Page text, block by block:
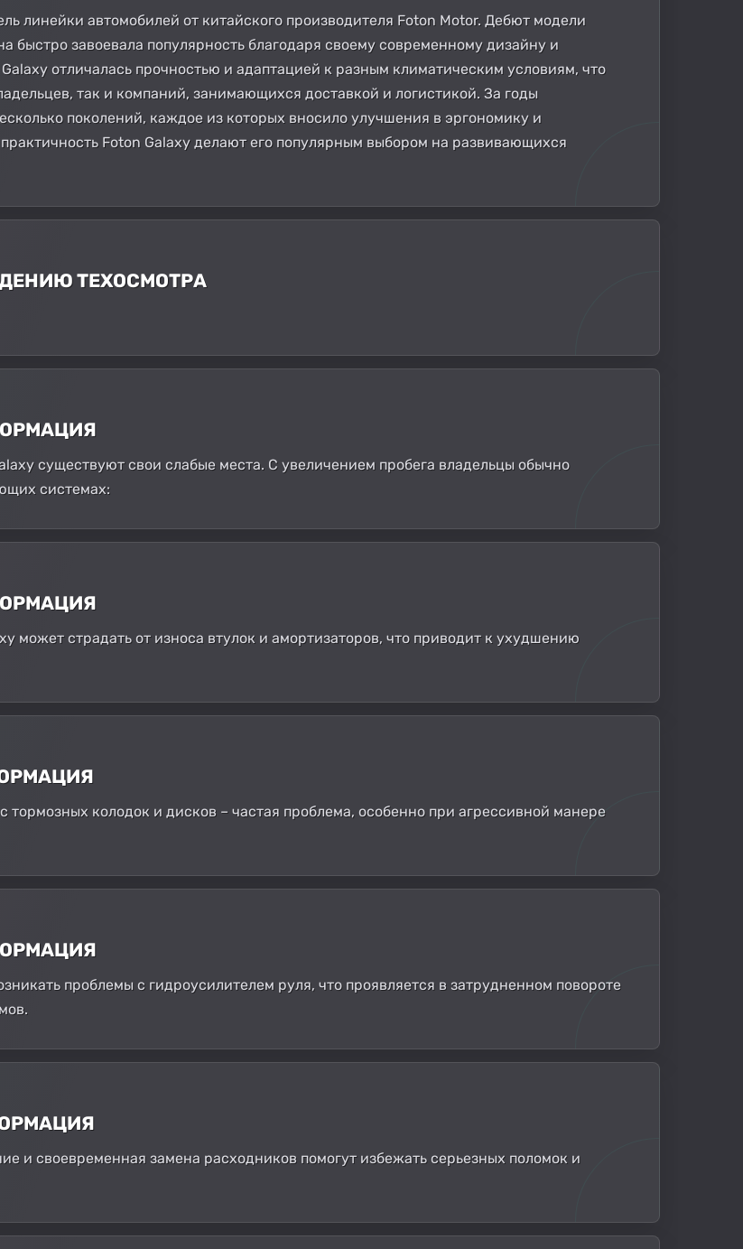
линейки автомобилей от китайского производителя Foton Motor. Дебют модели
быстро завоевала популярность благодаря своему современному дизайну и
отличалась прочностью и адаптацией к разным климатическим условиям, что
так и компаний, занимающихся доставкой и логистикой. За годы
поколений, каждое из которых вносило улучшения в эргономику и
Foton Galaxy делают его популярным выбором на развивающихся
ТЕХОСМОТРА
существуют свои слабые места. С увеличением пробега владельцы обычно
системах:
может страдать от износа втулок и амортизаторов, что приводит к ухудшению
колодок и дисков – частая проблема, особенно при агрессивной манере
проблемы с гидроусилителем руля, что проявляется в затрудненном повороте
и своевременная замена расходников помогут избежать серьезных поломок и